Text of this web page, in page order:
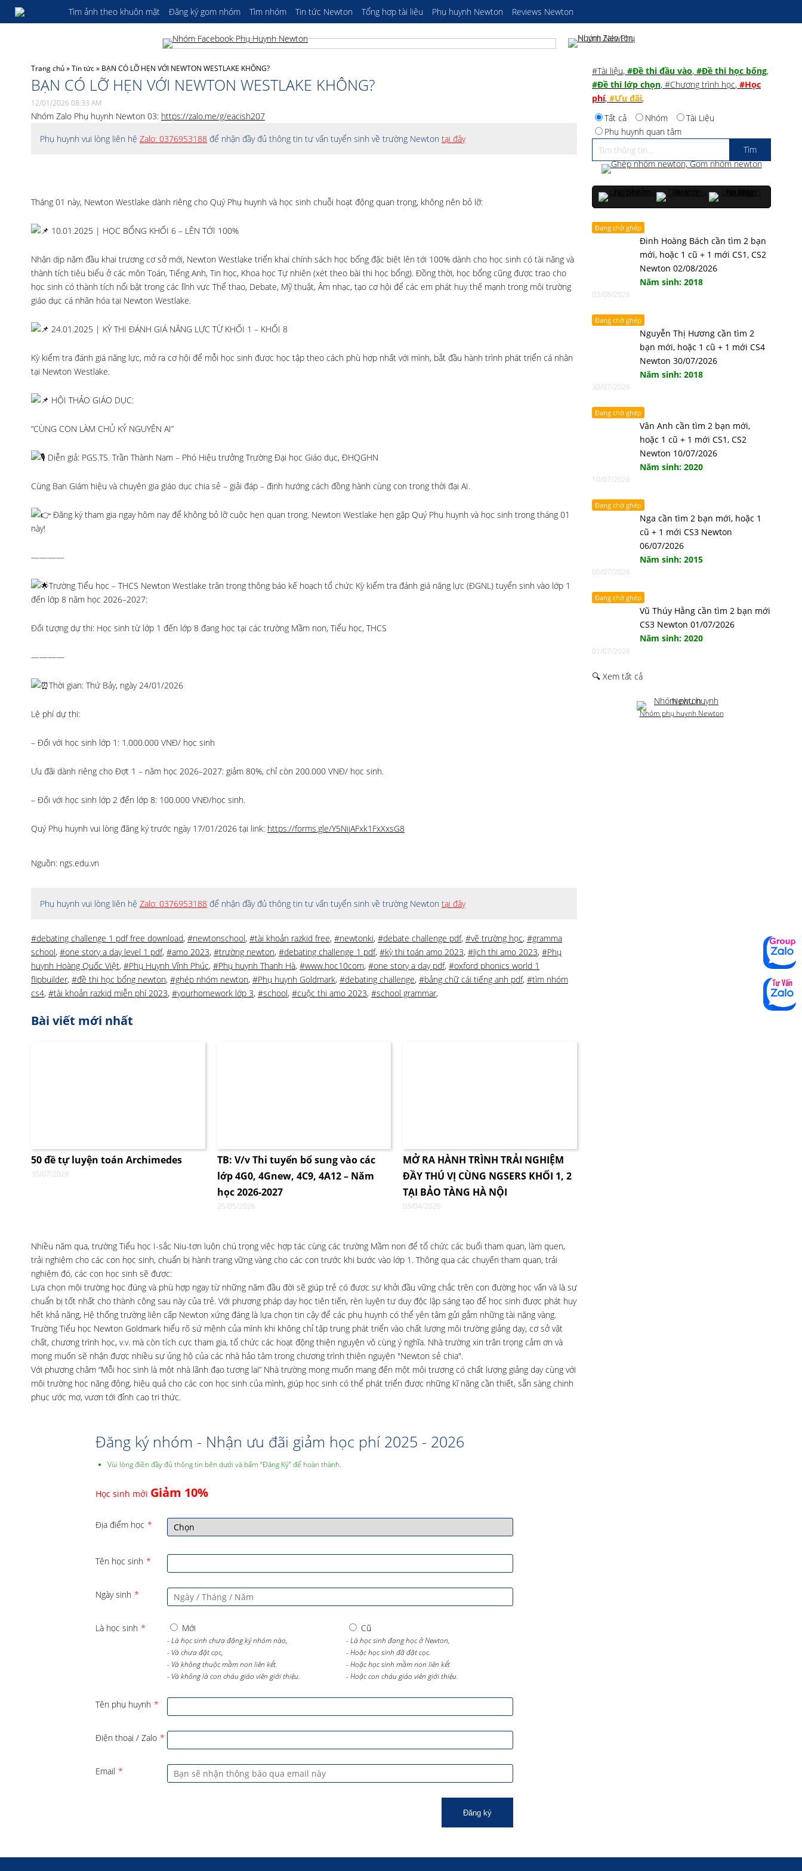
Tìm ảnh theo khuôn mặt Đăng ký gom nhóm Tìm nhóm Tin tức Newton Tổng hợp tài liệu Phụ huynh Newton Reviews Newton
Trang chủ»Tin tức» BẠN CÓ LỠ HẸN VỚI NEWTON WESTLAKE KHÔNG?
BẠN CÓ LỠ HẸN VỚI NEWTON WESTLAKE KHÔNG?
12/01/2026 08:33 AM
Nhóm Zalo Phụ huynh Newton 03: https://zalo.me/g/eacish207
Phụ huynh vui lòng liên hệ Zalo: 0376953188 để nhận đầy đủ thông tin tư vấn tuyển sinh về trường Newton tại đây
Tháng 01 này, Newton Westlake dành riêng cho Quý Phụ huynh và học sinh chuỗi hoạt động quan trọng, không nên bỏ lỡ:
10.01.2025 | HỌC BỔNG KHỐI 6 – LÊN TỚI 100%
Nhân dịp năm đầu khai trương cơ sở mới, Newton Westlake triển khai chính sách học bổng đặc biệt lên tới 100% dành cho học sinh có tài năng và
thành tích tiêu biểu ở các môn Toán, Tiếng Anh, Tin học, Khoa học Tự nhiên (xét theo bài thi học bổng). Đồng thời, học bổng cũng được trao cho
học sinh có thành tích nổi bật trong các lĩnh vực Thể thao, Debate, Mỹ thuật, Âm nhạc, tạo cơ hội để các em phát huy thế mạnh trong môi trường
giáo dục cá nhân hóa tại Newton Westlake.
24.01.2025 | KỲ THI ĐÁNH GIÁ NĂNG LỰC TỪ KHỐI 1 – KHỐI 8
Kỳ kiểm tra đánh giá năng lực, mở ra cơ hội để mỗi học sinh được học tập theo cách phù hợp nhất với mình, bắt đầu hành trình phát triển cá nhân
tại Newton Westlake.
HỘI THẢO GIÁO DỤC:
“CÙNG CON LÀM CHỦ KỶ NGUYÊN AI”
Diễn giả: PGS.TS. Trần Thành Nam – Phó Hiệu trưởng Trường Đại học Giáo dục, ĐHQGHN
Cùng Ban Giám hiệu và chuyên gia giáo dục chia sẻ – giải đáp – định hướng cách đồng hành cùng con trong thời đại AI.
Đăng ký tham gia ngay hôm nay để không bỏ lỡ cuộc hẹn quan trọng. Newton Westlake hẹn gặp Quý Phụ huynh và học sinh trong tháng 01
này!
————
Trường Tiểu học – THCS Newton Westlake trân trọng thông báo kế hoạch tổ chức Kỳ kiểm tra đánh giá năng lực (ĐGNL) tuyển sinh vào lớp 1
đến lớp 8 năm học 2026–2027:
Đối tượng dự thi: Học sinh từ lớp 1 đến lớp 8 đang học tại các trường Mầm non, Tiểu học, THCS
————
Thời gian: Thứ Bảy, ngày 24/01/2026
Lệ phí dự thi:
– Đối với học sinh lớp 1: 1.000.000 VNĐ/ học sinh
Ưu đãi dành riêng cho Đợt 1 – năm học 2026–2027: giảm 80%, chỉ còn 200.000 VNĐ/ học sinh.
– Đối với học sinh lớp 2 đến lớp 8: 100.000 VNĐ/học sinh.
Quý Phụ huynh vui lòng đăng ký trước ngày 17/01/2026 tại link: https://forms.gle/Y5NijAFxk1FxXxsG8
Nguồn: ngs.edu.vn
Phụ huynh vui lòng liên hệ Zalo: 0376953188 để nhận đầy đủ thông tin tư vấn tuyển sinh về trường Newton tại đây
#debating challenge 1 pdf free download, #newtonschool, #tài khoản razkid free, #newtonki, #debate challenge pdf, #vẽ trường học, #gramma
school, #one story a day level 1 pdf, #amo 2023, #trường newton, #debating challenge 1 pdf, #kỳ thi toán amo 2023, #lịch thi amo 2023, #Phụ
huynh Hoàng Quốc Việt, #Phụ Huynh Vĩnh Phúc, #Phụ huynh Thanh Hà, #www.hoc10com, #one story a day pdf, #oxford phonics world 1
flipbuilder, #đề thi học bổng newton, #ghép nhóm newton, #Phụ huynh Goldmark, #debating challenge, #bảng chữ cái tiếng anh pdf, #tìm nhóm
cs4, #tài khoản razkid miễn phí 2023, #yourhomework lớp 3, #school, #cuộc thi amo 2023, #school grammar,
Bài viết mới nhất
50 đề tự luyện toán Archimedes
30/07/2026
TB: V/v Thi tuyển bổ sung vào các
lớp 4G0, 4Gnew, 4C9, 4A12 – Năm
học 2026-2027
25/05/2026
MỞ RA HÀNH TRÌNH TRẢI NGHIỆM
ĐẦY THÚ VỊ CÙNG NGSERS KHỐI 1, 2
TẠI BẢO TÀNG HÀ NỘI
03/04/2026
Nhiều năm qua, trường Tiểu học I-sắc Niu-tơn luôn chú trọng việc hợp tác cùng các trường Mầm non để tổ chức các buổi tham quan, làm quen,
trải nghiệm cho các con học sinh, chuẩn bị hành trang vững vàng cho các con trước khi bước vào lớp 1. Thông qua các chuyến tham quan, trải
nghiệm đó, các con học sinh sẽ được:
Lựa chọn môi trường học đúng và phù hợp ngay từ những năm đầu đời sẽ giúp trẻ có được sự khởi đầu vững chắc trên con đường học vấn và là sự
chuẩn bị tốt nhất cho thành công sau này của trẻ. Với phương pháp dạy học tiên tiến, rèn luyện tư duy độc lập sáng tạo để học sinh được phát huy
hết khả năng, Hệ thống trường liên cấp Newton xứng đáng là lựa chọn tin cậy để các phụ huynh có thể yên tâm gửi gắm những tài năng vàng.
Trường Tiểu học Newton Goldmark hiểu rõ sứ mệnh của mình khi không chỉ tập trung phát triển vào chất lượng môi trường giảng dạy, cơ sở vật
chất, chương trình học, v.v. mà còn tích cực tham gia, tổ chức các hoạt động thiện nguyện vô cùng ý nghĩa. Nhà trường xin trân trọng cảm ơn và
mong muốn sẽ nhận được nhiều sự ủng hộ của các nhà hảo tâm trong chương trình thiện nguyện "Newton sẻ chia".
Với phương châm “Mỗi học sinh là một nhà lãnh đạo tương lai” Nhà trường mong muốn mang đến một môi trương có chất lượng giảng dạy cùng với
môi trường học năng động, hiệu quả cho các con học sinh của mình, giúp học sinh có thể phát triển được những kĩ năng cần thiết, sẵn sàng chinh
phục ước mơ, vươn tới đỉnh cao tri thức.
Đăng ký nhóm - Nhận ưu đãi giảm học phí 2025 - 2026
Vùi lòng điền đầy đủ thông tin bên dưới và bấm “Đăng Ký” để hoàn thành.
Học sinh mới Giảm 10%
Địa điểm học *
Tên học sinh *
Ngày sinh *
Là học sinh * Mới
- Là học sinh chưa đăng ký nhóm nào,
- Và chưa đặt cọc,
- Và không thuộc mầm non liên kết.
- Và không là con cháu giáo viên giới thiệu.
Cũ
- Là học sinh đang học ở Newton,
- Hoặc học sinh đã đặt cọc.
- Hoặc học sinh mầm non liên kết
- Hoặc con cháu giáo viên giới thiệu.
Tên phụ huynh *
Điện thoại / Zalo *
Email *
Đăng ký
#Tài liệu, #Đề thi đầu vào, #Đề thi học bổng,
#Đề thi lớp chọn, #Chương trình học, #Học
phí, #Ưu đãi,
Tất cả
Nhóm
Tài Liệu
Phụ huynh quan tâm
Đang chờ ghép
Đinh Hoàng Bách cần tìm 2 bạn
mới, hoặc 1 cũ + 1 mới CS1, CS2
Newton 02/08/2026
Năm sinh: 2018
03/08/2026
Đang chờ ghép
Nguyễn Thị Hương cần tìm 2
bạn mới, hoặc 1 cũ + 1 mới CS4
Newton 30/07/2026
Năm sinh: 2018
30/07/2026
Đang chờ ghép
Vân Anh cần tìm 2 bạn mới,
hoặc 1 cũ + 1 mới CS1, CS2
Newton 10/07/2026
Năm sinh: 2020
10/07/2026
Đang chờ ghép
Nga cần tìm 2 bạn mới, hoặc 1
cũ + 1 mới CS3 Newton
06/07/2026
Năm sinh: 2015
06/07/2026
Đang chờ ghép
Vũ Thúy Hằng cần tìm 2 bạn mới
CS3 Newton 01/07/2026
Năm sinh: 2020
01/07/2026
🔍 Xem tất cả
Nhóm phụ huynh Newton